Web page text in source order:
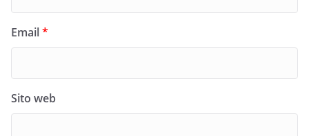
Email*
Sito web